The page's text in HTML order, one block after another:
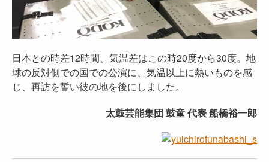
日本との時差12時間、気温差はこの時20度から30度。地
球の反対側での国での公演に、気温以上に熱いものを感
じ、再訪を誓い彼の地を後にしました。
太鼓芸能集団 鼓童 代表 船橋裕一郎